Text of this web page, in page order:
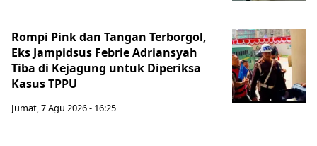
Rompi Pink dan Tangan Terborgol,
Eks Jampidsus Febrie Adriansyah
Tiba di Kejagung untuk Diperiksa
Kasus TPPU
Jumat, 7 Agu 2026 - 16:25